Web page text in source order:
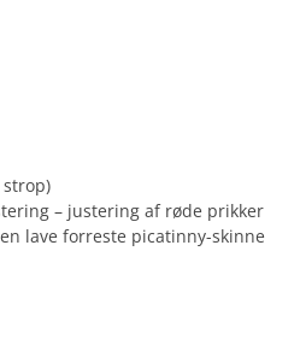
– justering af røde prikker
lave forreste picatinny-skinne